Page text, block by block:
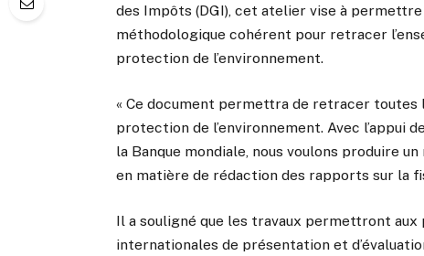
des Impôts (DGI), cet atelier vise à permettre
méthodologique cohérent pour retracer
protection de l’environnement.
« Ce document permettra de retracer
protection de l’environnement. Avec l’appui
la Banque mondiale, nous voulons produire
en matière de rédaction des rapports sur la
Il a souligné que les travaux permettront
internationales de présentation et